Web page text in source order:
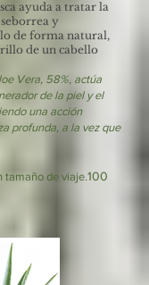
ayuda a tratar la
seborrea y
de forma natural,
de un cabello
Vera, 58%, actúa
de la piel y el
una acción
profunda, a la vez que
tamaño de viaje.100